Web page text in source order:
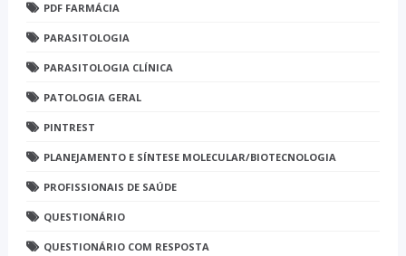
PDF FARMÁCIA
PARASITOLOGIA
PARASITOLOGIA CLÍNICA
PATOLOGIA GERAL
PINTREST
PLANEJAMENTO E SÍNTESE MOLECULAR/BIOTECNOLOGIA
PROFISSIONAIS DE SAÚDE
QUESTIONÁRIO
QUESTIONÁRIO COM RESPOSTA